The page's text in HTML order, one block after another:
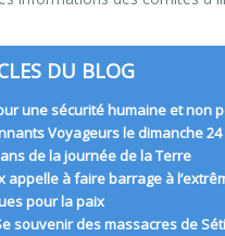
DU BLOG
une sécurité humaine et non
Voyageurs le dimanche 24
de la journée de la Terre
appelle à faire barrage à
pour la paix
souvenir des massacres de